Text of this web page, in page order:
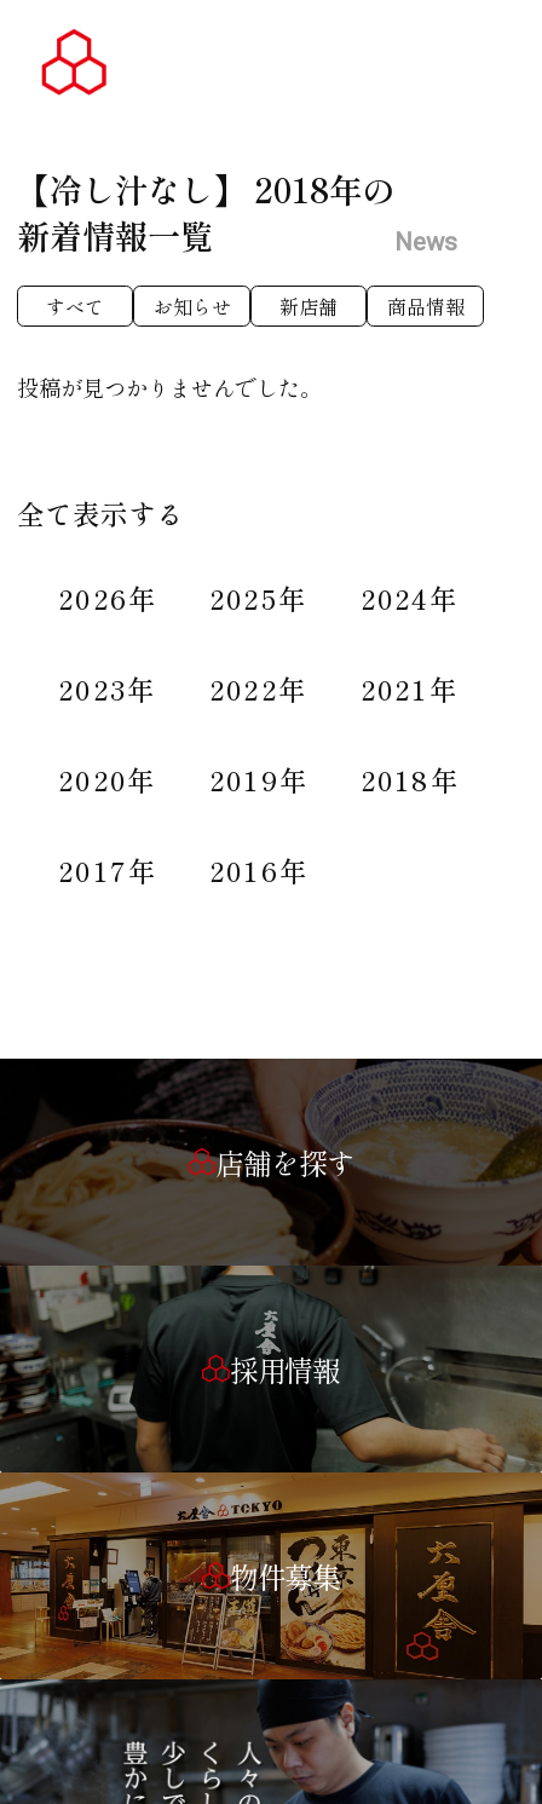
【冷し汁なし】 2018年の
新着情報一覧
News
すべて お知らせ 新店舗 商品情報
投稿が見つかりませんでした。
全て表示する
2026年 2025年 2024年
2023年 2022年 2021年
2020年 2019年 2018年
2017年 2016年
店舗を探す
採用情報
物件募集